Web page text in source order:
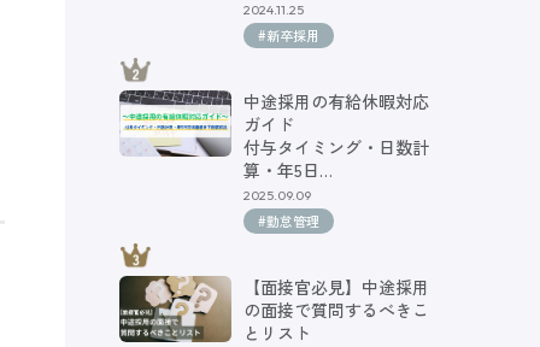
2024.11.25
#新卒採用
中途採用の有給休暇対応
ガイド
付与タイミング・日数計
算・年5日…
2025.09.09
#勤怠管理
【面接官必見】中途採用
の面接で質問するべきこ
とリスト